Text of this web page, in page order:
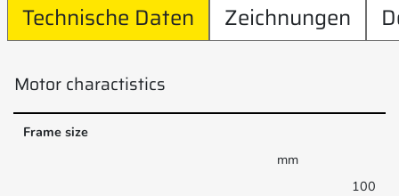
Technische Daten Zeichnungen
Motor charactistics
Frame size
mm
100